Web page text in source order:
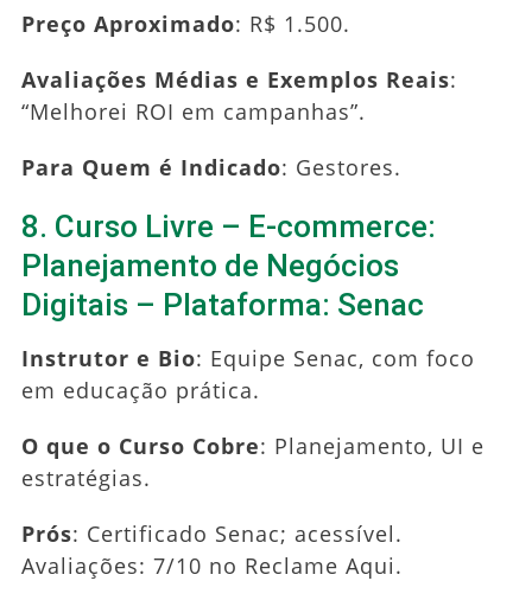
Preço Aproximado: R$ 1.500.
Avaliações Médias e Exemplos Reais:
“Melhorei ROI em campanhas”.
Para Quem é Indicado: Gestores.
8. Curso Livre – E-commerce:
Planejamento de Negócios
Digitais – Plataforma: Senac
Instrutor e Bio: Equipe Senac, com foco
em educação prática.
O que o Curso Cobre: Planejamento, UI e
estratégias.
Prós: Certificado Senac; acessível.
Avaliações: 7/10 no Reclame Aqui.